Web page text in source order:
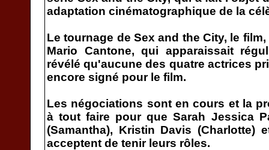
adaptation cinématographique de la
Le tournage de Sex and the City, le
Mario Cantone, qui apparaissait
révélé qu'aucune des quatre actrices
encore signé pour le film.
Les négociations sont en cours et la
à tout faire pour que Sarah Jessica
(Samantha), Kristin Davis (Charlotte)
acceptent de tenir leurs rôles.